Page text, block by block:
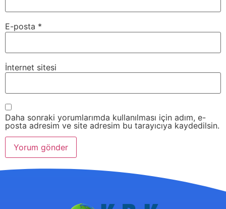
E-posta *
İnternet sitesi
Daha sonraki yorumlarımda kullanılması için adım, e-
posta adresim ve site adresim bu tarayıcıya kaydedilsin.